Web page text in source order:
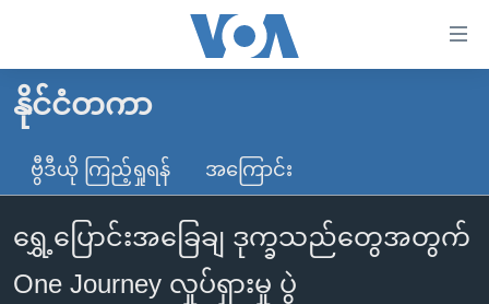
လွယ်ကူ
စေ
သည့်
များ
ပင်မ
မူလစာမျက်နှာ
မြန်မာ
ကမ္ဘာ့သတင်းများ
နိုင်ငံတကာ
အမေရိကန်
ဗွီဒီယို
သတင်းလွတ်လပ်ခွင့်
နိုင်ငံတကာ
ဗွီဒီယို ကြည့်ရှုရန် အကြောင်း
ရွှေ့ပြောင်းအခြေချ ဒုက္ခသည်တွေအတွက်
One Journey လှုပ်ရှားမှု ပွဲ